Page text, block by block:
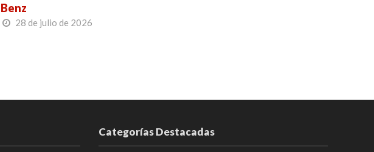
Benz
28 de julio de 2026
Categorías Destacadas